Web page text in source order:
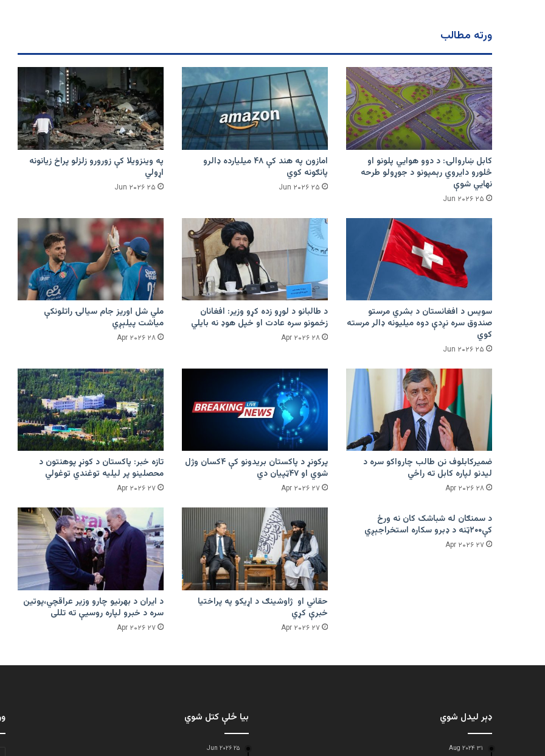
ورسیدې
ورته مطالب
کابل ښاروالۍ: د دوو هوايي پلونو او
څلورو دایروي رېمپونو د جوړولو طرحه
نهایي شوې
۲۵ Jun ۲۰۲۶
امازون په هند کې ۴۸ میلیارده ډالرو
پانګونه کوي
۲۵ Jun ۲۰۲۶
په وینزویلا کې زورورو زلزلو پراخ زیانونه
اړولي
۲۵ Jun ۲۰۲۶
سویس د افغانستان د بشري مرستو
صندوق سره نږدې دوه میلیونه ډالر مرسته
کوي
۲۵ Jun ۲۰۲۶
د طالبانو د لوړو زده کړو وزیر: افغانان
زخمونو سره عادت او خپل هوډ نه بایلي
۲۸ Apr ۲۰۲۶
ملي شل اوریز جام سیالۍ راتلونکې
میاشت پیلېږي
۲۸ Apr ۲۰۲۶
ضمیرکابلوف نن طالب چارواکو سره د
لیدنو لپاره کابل ته راځي
۲۸ Apr ۲۰۲۶
پرکونړ د پاکستان بریدونو کې ۴کسان وژل
شوي او ۴۷ټپیان دي
۲۷ Apr ۲۰۲۶
تازه خبر: پاکستان د کونړ پوهنتون د
محصلینو پر لیلیه توغندي توغولي
۲۷ Apr ۲۰۲۶
د سمنګان له شباشک کان نه ورځ
کې۲۰۰ټنه د ډبرو سکاره استخراجېږي
۲۷ Apr ۲۰۲۶
حقاني او ژاوشینګ د اړیکو په پراختیا
خبرې کړي
۲۷ Apr ۲۰۲۶
د ایران د بهرنیو چارو وزیر عراقچي،پوتین
سره د خبرو لپاره روسیې ته تللی
۲۷ Apr ۲۰۲۶
ډېر لیدل شوي
۳۱ Aug ۲۰۲۴
بیا ځلې کتل شوي
۲۵ Jun ۲۰۲۶